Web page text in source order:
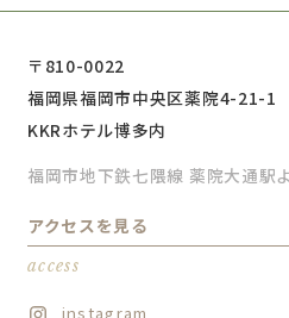
〒810-0022
福岡県福岡市中央区薬院4-21-1
KKRホテル博多内
福岡市地下鉄七隈線 薬院大通駅
アクセスを見る
access
instagram